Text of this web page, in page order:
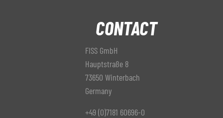
CONTACT
FISS GmbH
Hauptstraße 8
73650 Winterbach
Germany
+49 (0)7181 60696-0